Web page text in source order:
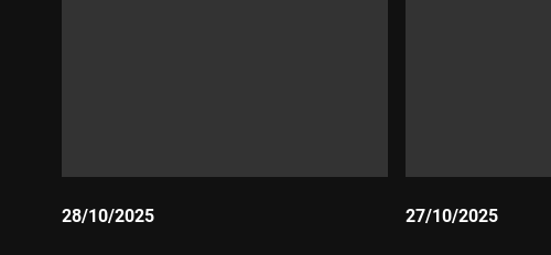
28/10/2025 27/10/2025